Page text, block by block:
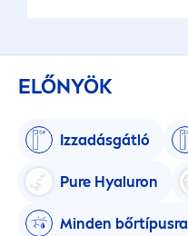
ELŐNYÖK
Izzadásgátló
Pure Hyaluron
Minden bőrtípusra